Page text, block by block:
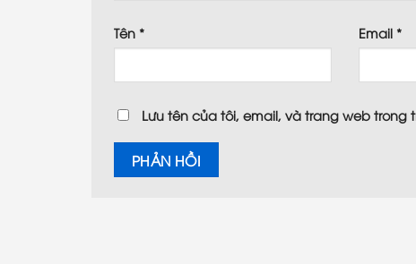
Tên * Email *
Lưu tên của tôi, email, và trang web